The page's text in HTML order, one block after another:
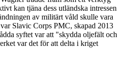
kan tjäna dess utländska intressen
av militärt våld skulle vara
Slavic Corps PMC, skapad 2013
syftet var att "skydda oljefält och
var det för att delta i kriget